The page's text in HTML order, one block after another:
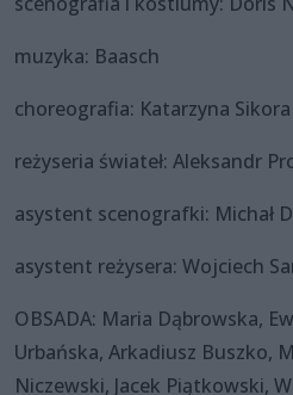
muzyka: Baasch
choreografia: Katarzyna Sikora
reżyseria świateł: Aleksandr
asystent scenografki: Michał
asystent reżysera: Wojciech
OBSADA: Maria Dąbrowska,
Urbańska, Arkadiusz Buszko,
Niczewski, Jacek Piątkowski,